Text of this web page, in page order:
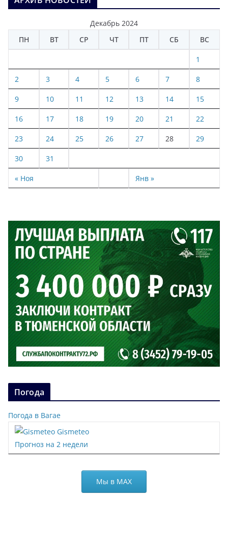
Декабрь 2024
ПН
ВТ СР ЧТ ПТ СБ ВС
« Ноя Янв »
1
2 3 4 5 6 7 8
9 10 11 12 13 14 15
16 17 18 19 20 21 22
23 24 25 26 27 28 29
30 31
Погода
Погода в Вагае
Gismeteo
Прогноз на 2 недели
Мы в МАХ